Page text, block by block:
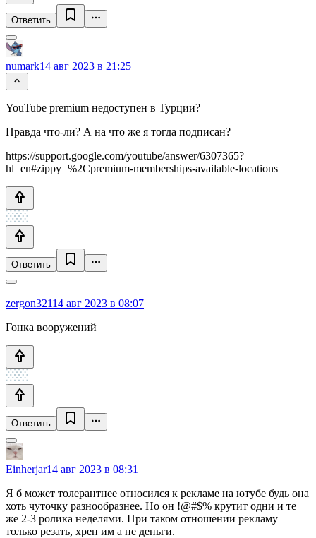
Ответить
numark14 авг 2023 в 21:25
YouTube premium недоступен в Турции?
Правда что-ли? А на что же я тогда подписан?
https://support.google.com/youtube/answer/6307365?
hl=en#zippy=%2Cpremium-memberships-available-locations
Ответить
zergon32114 авг 2023 в 08:07
Гонка вооружений
Ответить
Einherjar14 авг 2023 в 08:31
Я б может толерантнее относился к рекламе на ютубе будь она
хоть чуточку разнообразнее. Но он !@#$% крутит одни и те
же 2-3 ролика неделями. При таком отношении рекламу
только резать, хрен им а не деньги.